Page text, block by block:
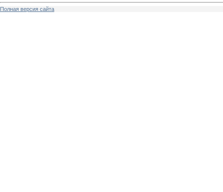
Полная версия сайта